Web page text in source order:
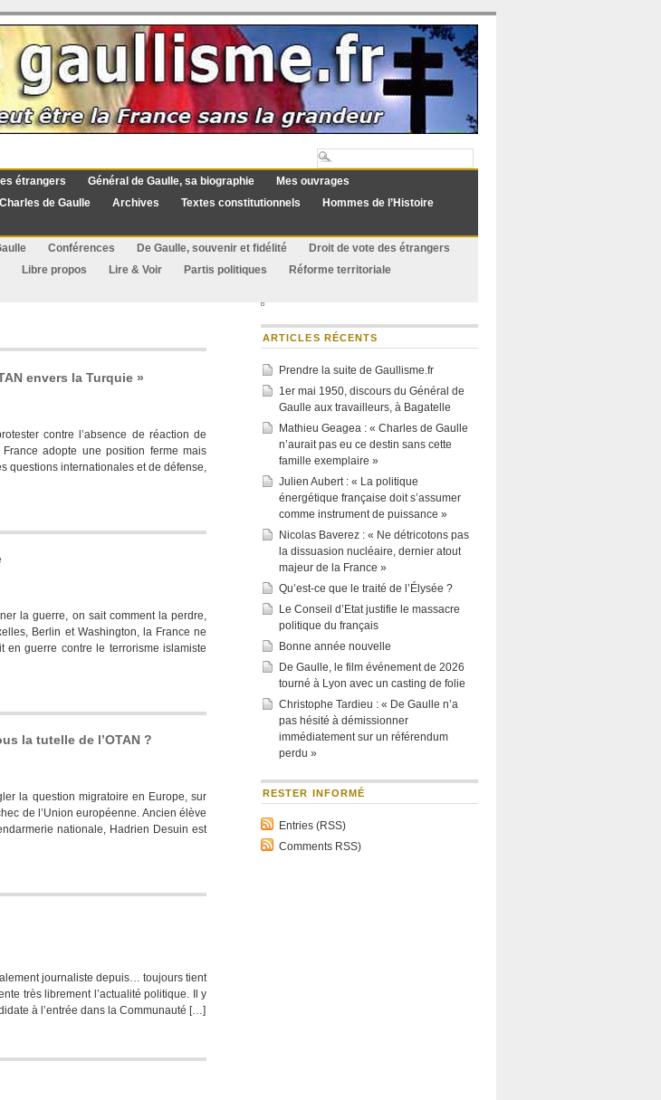
étrangers Général de Gaulle, sa biographie
Mes ouvrages
de Gaulle Archives Textes constitutionnels
Hommes de l’Histoire
Conférences De Gaulle, souvenir et fidélité
Droit de vote des étrangers
Libre propos Lire & Voir Partis politiques
Réforme territoriale
envers la Turquie »
contre l’absence de réaction de
adopte une position ferme mais
questions internationales et de défense,
la guerre, on sait comment la perdre,
Berlin et Washington, la France ne
guerre contre le terrorisme islamiste
la tutelle de l’OTAN ?
la question migratoire en Europe, sur
de l’Union européenne. Ancien élève
nationale, Hadrien Desuin est
journaliste depuis… toujours tient
très librement l’actualité politique. Il y
à l’entrée dans la Communauté […]
ARTICLES RÉCENTS
Prendre la suite de Gaullisme.fr
1er mai 1950, discours du Général de
Gaulle aux travailleurs, à Bagatelle
Mathieu Geagea : « Charles de Gaulle
n’aurait pas eu ce destin sans cette
famille exemplaire »
Julien Aubert : « La politique
énergétique française doit s’assumer
comme instrument de puissance »
Nicolas Baverez : « Ne détricotons pas
la dissuasion nucléaire, dernier atout
majeur de la France »
Qu’est-ce que le traité de l’Élysée ?
Le Conseil d’Etat justifie le massacre
politique du français
Bonne année nouvelle
De Gaulle, le film événement de 2026
tourné à Lyon avec un casting de folie
Christophe Tardieu : « De Gaulle n’a
pas hésité à démissionner
immédiatement sur un référendum
perdu »
RESTER INFORMÉ
Entries (RSS)
Comments RSS)